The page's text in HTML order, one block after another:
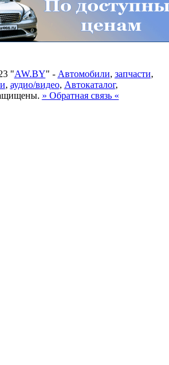
"AW.BY" - Автомобили, запчасти,
, аудио/видео, Автокаталог,
» Обратная связь «